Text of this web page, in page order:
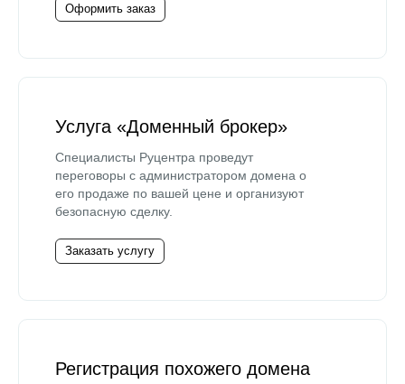
Оформить заказ
Услуга «Доменный брокер»
Специалисты Руцентра проведут
переговоры с администратором домена о
его продаже по вашей цене и организуют
безопасную сделку.
Заказать услугу
Регистрация похожего домена